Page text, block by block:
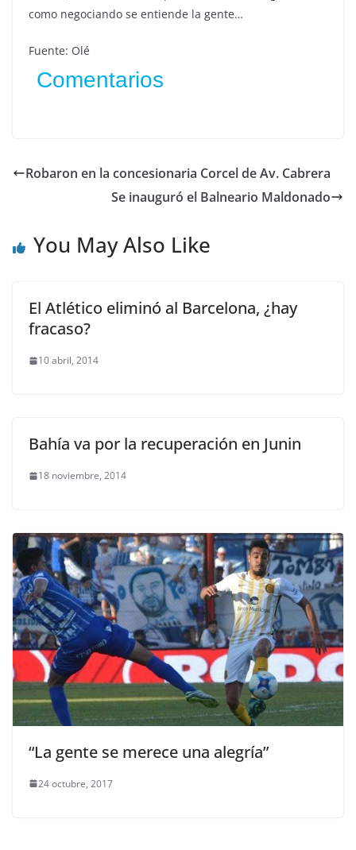
como negociando se entiende la gente…
Fuente: Olé
Comentarios
Robaron en la concesionaria Corcel de Av. Cabrera
Se inauguró el Balneario Maldonado
You May Also Like
El Atlético eliminó al Barcelona, ¿hay
fracaso?
10 abril, 2014
Bahía va por la recuperación en Junin
18 noviembre, 2014
“La gente se merece una alegría”
24 octubre, 2017